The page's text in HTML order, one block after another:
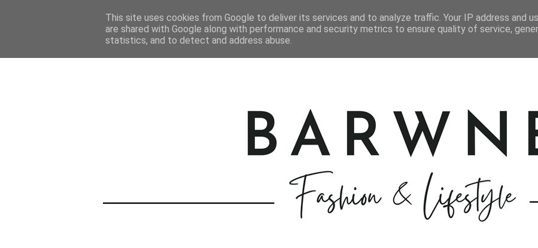
STRONA GŁÓWNA STYLIZACJE KOSMETYKI GOTOWANIE PODRÓŻE
This site uses cookies from Google to deliver its services and to analyze traffic. Your IP address and
are shared with Google along with performance and security metrics to ensure quality of service,
statistics, and to detect and address abuse.